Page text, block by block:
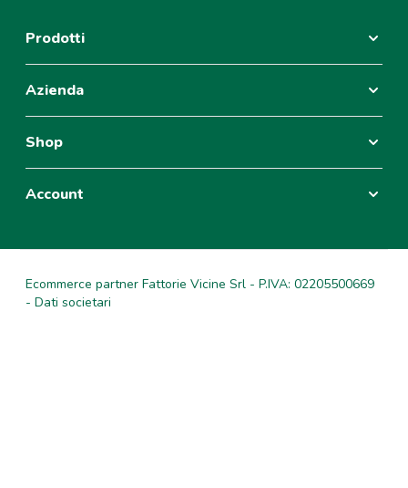
Prodotti
Azienda
Shop
Account
Ecommerce partner Fattorie Vicine Srl - P.IVA: 02205500669
- Dati societari